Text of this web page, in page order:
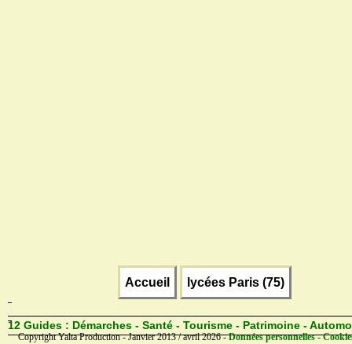
Accueil lycées Paris (75)
12 Guides : Démarches - Santé - Tourisme - Patrimoine -
Copyright Yalta Production - Janvier 2013 / avril 2026 -Données personnelles -